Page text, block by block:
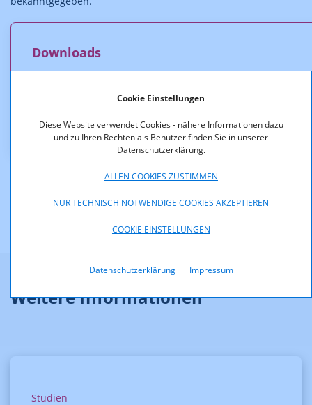
Cookie Einstellungen
Diese Website verwendet Cookies - nähere Informationen dazu
und zu Ihren Rechten als Benutzer finden Sie in unserer
Datenschutzerklärung.
ALLEN COOKIES ZUSTIMMEN
NUR TECHNISCH NOTWENDIGE COOKIES AKZEPTIEREN
COOKIE EINSTELLUNGEN
Datenschutzerklärung Impressum
Downloads
(pdf, 2.012,3 KB)
Titelbild_BBS2023.jpg (jpg, 243,2 KB)
Weitere Informationen
Studien